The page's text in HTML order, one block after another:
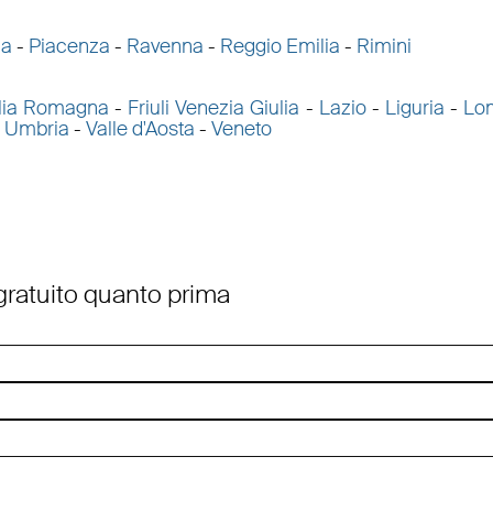
- Piacenza - Ravenna - Reggio Emilia - Rimini
Romagna - Friuli Venezia Giulia - Lazio- Liguria -
Umbria - Valle d'Aosta - Veneto
quanto prima